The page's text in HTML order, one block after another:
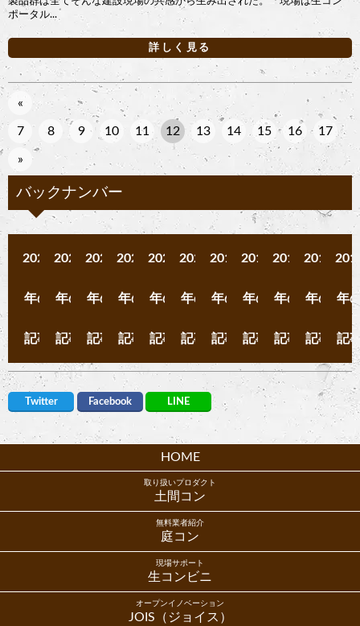
ポータル...
詳しく見る
«
7 8 9 10 11 12 13 14 15 16 17
»
バックナンバー
2025
年の
記事
2024
年の
記事
2023
年の
記事
2022
年の
記事
2021
年の
記事
2020
年の
記事
2019
年の
記事
2018
年の
記事
2017
年の
記事
2016
年の
記事
年
記
Twitter Facebook LINE
HOME
取り扱いプロダクト
土間コン
無料業者紹介
庭コン
現場サポート
生コンビニ
オープンイノベーション
JOIS（ジョイス）